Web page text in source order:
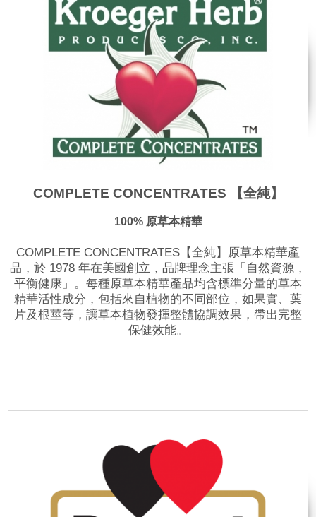
COMPLETE CONCENTRATES 【全純】
100% 原草本精華
COMPLETE CONCENTRATES【全純】原草本精華產
品，於 1978 年在美國創立，品牌理念主張「自然資源，
平衡健康」。​每種原草本精華產品均含標準分量的草本
精華活性成分，包括來自植物的不同部位，如果實、葉
片及根莖等，讓草本植物發揮整體協調效果，帶出完整
保健效能。